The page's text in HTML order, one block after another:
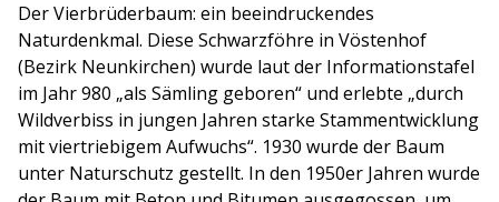
Der Vierbrüderbaum: ein beeindruckendes
Naturdenkmal. Diese Schwarzföhre in Vöstenhof
(Bezirk Neunkirchen) wurde laut der Informationstafel
im Jahr 980 „als Sämling geboren“ und erlebte „durch
Wildverbiss in jungen Jahren starke Stammentwicklung
mit viertriebigem Aufwuchs“. 1930 wurde der Baum
unter Naturschutz gestellt. In den 1950er Jahren wurde